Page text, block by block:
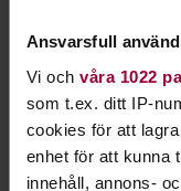
Ansvarsfull
Vi och våra 1022
som t.ex. ditt IP-
cookies för att
enhet för att kunna
innehåll, annons-